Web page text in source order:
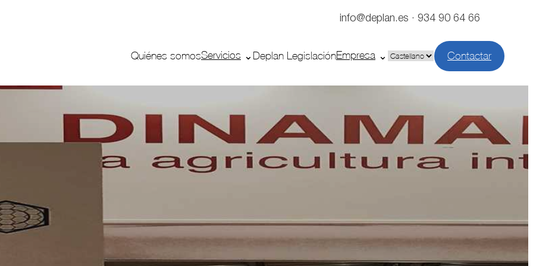
info@deplan.es · 934 90 64 66
Quiénes somosServicios Deplan LegislaciónEmpresa
Elegir
idioma
Contactar